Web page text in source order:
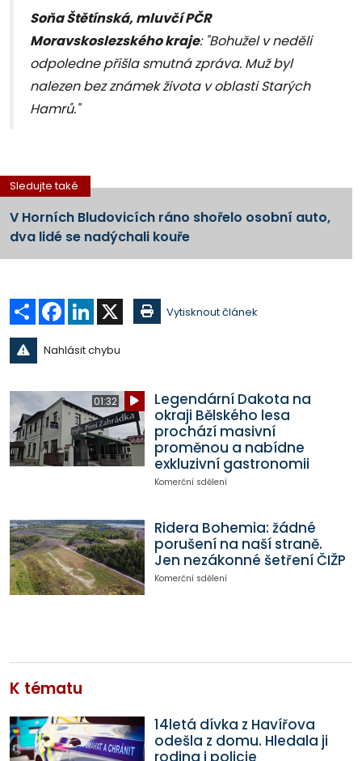
Soňa Štětínská, mluvčí PČR
Moravskoslezského kraje: "Bohužel v neděli
odpoledne přišla smutná zpráva. Muž byl
nalezen bez známek života v oblasti Starých
Hamrů."
Sledujte také
V Horních Bludovicích ráno shořelo osobní auto,
dva lidé se nadýchali kouře
Sdílet Facebook
LinkedIn Vytisknout článek
Nahlásit chybu
01:32
Legendární Dakota na
okraji Bělského lesa
prochází masivní
proměnou a nabídne
exkluzivní gastronomii
Komerční sdělení
Ridera Bohemia: žádné
porušení na naší straně.
Jen nezákonné šetření ČIŽP
Komerční sdělení
K tématu
14letá dívka z Havířova
odešla z domu. Hledala ji
rodina i policie